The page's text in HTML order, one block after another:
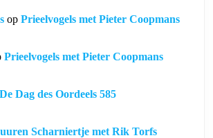
op Prieelvogels met Pieter Coopmans
Prieelvogels met Pieter Coopmans
De Dag des Oordeels 585
Scharniertje met Rik Torfs